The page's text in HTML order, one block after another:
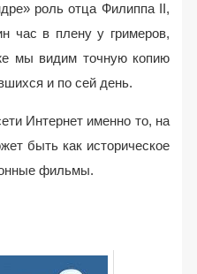
роль отца Филиппа II,
час в плену у гримеров,
мы видим точную копию
и по сей день.
Интернет именно то, на
быть как историческое
фильмы.